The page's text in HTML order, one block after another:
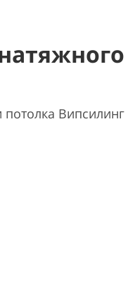
потолка Випсилинг